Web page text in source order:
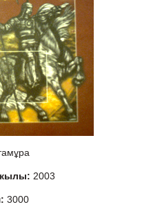
2003
3000